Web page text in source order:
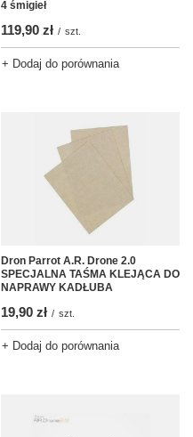
4 śmigieł
119,90 zł / szt.
+ Dodaj do porównania
Dron Parrot A.R. Drone 2.0
SPECJALNA TAŚMA KLEJĄCA DO
NAPRAWY KADŁUBA
19,90 zł / szt.
+ Dodaj do porównania